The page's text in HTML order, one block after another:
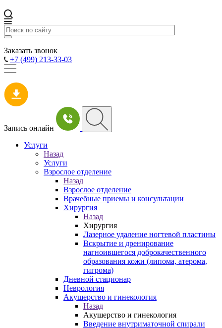
Заказать звонок
+7 (499) 213-33-03
Запись онлайн
Услуги
Назад
Услуги
Взрослое отделение
Назад
Взрослое отделение
Врачебные приемы и консультации
Хирургия
Назад
Хирургия
Лазерное удаление ногтевой пластины
Вскрытие и дренирование
нагноившегося доброкачественного
образования кожи (липома, атерома,
гигрома)
Дневной стационар
Неврология
Акушерство и гинекология
Назад
Акушерство и гинекология
Введение внутриматочной спирали